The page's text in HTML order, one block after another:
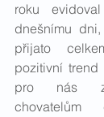
roku
dnešnímu
přijato
pozitivní
pro nás